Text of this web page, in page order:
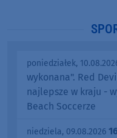
poniedziałek,
wykonana". Red
najlepsze w kraju -
Beach Soccerze
niedziela, 09.08.2026